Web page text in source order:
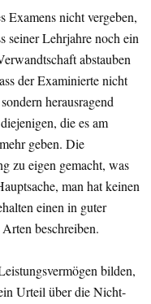
Examens nicht vergeben,
seiner Lehrjahre noch ein
abstauben
der Examinierte nicht
herausragend
die es am
geben. Die
zu eigen gemacht, was
man hat keinen
einen in guter
beschreiben.
bilden,
Urteil über die Nicht-